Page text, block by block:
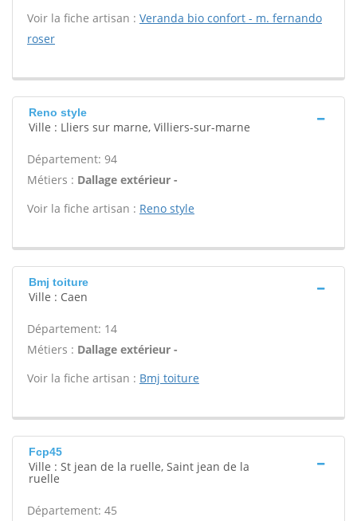
Voir la fiche artisan : Veranda bio confort - m. fernando
roser
Reno style
Ville : Lliers sur marne, Villiers-sur-marne
Département: 94
Métiers : Dallage extérieur -
Voir la fiche artisan : Reno style
Bmj toiture
Ville : Caen
Département: 14
Métiers : Dallage extérieur -
Voir la fiche artisan : Bmj toiture
Fcp45
Ville : St jean de la ruelle, Saint jean de la
ruelle
Département: 45